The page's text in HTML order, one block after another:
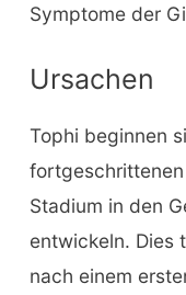
Symptome der
Ursachen
Tophi beginnen
Stadium in den
entwickeln. Dies
nach einem